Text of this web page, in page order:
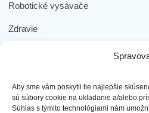
Aby sme vám poskytli tie najlepšie
sú súbory cookie na ukladanie a/alebo
Súhlas s týmito technológiami nám
Robotické vysávače
Zdravie
Dôležité odkazy